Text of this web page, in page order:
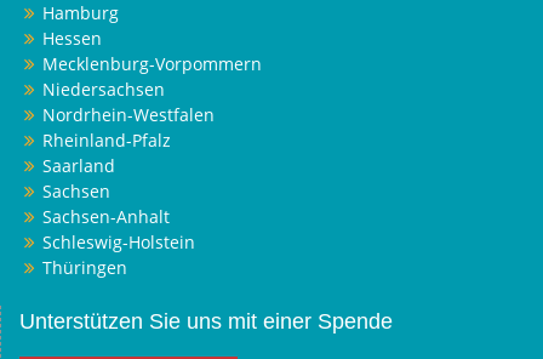
Hamburg
Hessen
Mecklenburg-Vorpommern
Niedersachsen
Nordrhein-Westfalen
Rheinland-Pfalz
Saarland
Sachsen
Sachsen-Anhalt
Schleswig-Holstein
Thüringen
Unterstützen Sie uns mit einer Spende